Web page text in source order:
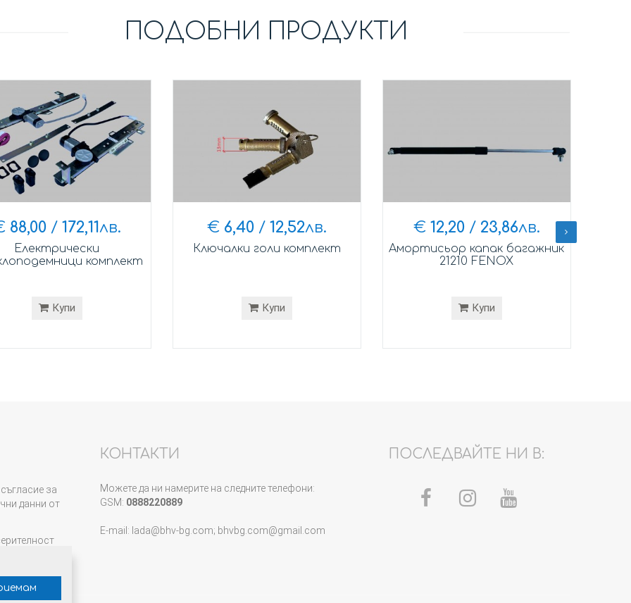
ПОДОБНИ ПРОДУКТИ
88,00/ 172,11 лв.
Електрически
комплект
Купи
€ 6,40/ 12,52лв.
Ключалки голи комплект
Купи
€ 12,20/ 23,86лв.
Амортисьор капак багажник
21210 FENOX
Купи
за
данни от
КОНТАКТИ
Можете да ни намерите на следните телефони:
GSM: 0888220889
E-mail: lada@bhv-bg.com; bhvbg.com@gmail.com
ПОСЛЕДВАЙТЕ НИ В: